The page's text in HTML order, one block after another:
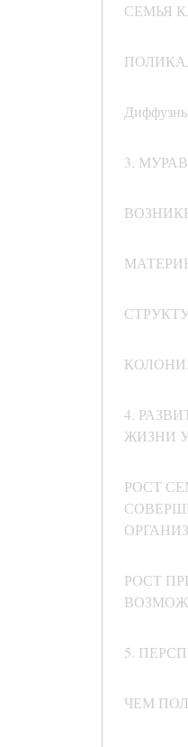
СЕМЬЯ
3.
4.
ЖИЗНИ
РОСТ
РОСТ
5.
ЧЕМ